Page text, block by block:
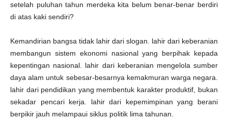
setelah puluhan tahun merdeka kita belum benar-benar berdiri
di atas kaki sendiri?
Kemandirian bangsa tidak lahir dari slogan. lahir dari keberanian
membangun sistem ekonomi nasional yang berpihak kepada
kepentingan nasional. lahir dari keberanian mengelola sumber
daya alam untuk sebesar-besarnya kemakmuran warga negara.
lahir dari pendidikan yang membentuk karakter produktif, bukan
sekadar pencari kerja. lahir dari kepemimpinan yang berani
berpikir jauh melampaui siklus politik lima tahunan.